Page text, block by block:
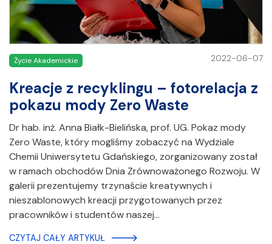
Życie Akademickie 2022-06-07
Kreacje z recyklingu – fotorelacja z
pokazu mody Zero Waste
Dr hab. inż. Anna Białk-Bielińska, prof. UG. Pokaz mody
Zero Waste, który mogliśmy zobaczyć na Wydziale
Chemii Uniwersytetu Gdańskiego, zorganizowany został
w ramach obchodów Dnia Zrównoważonego Rozwoju. W
galerii prezentujemy trzynaście kreatywnych i
nieszablonowych kreacji przygotowanych przez
pracowników i studentów naszej…
CZYTAJ CAŁY ARTYKUŁ